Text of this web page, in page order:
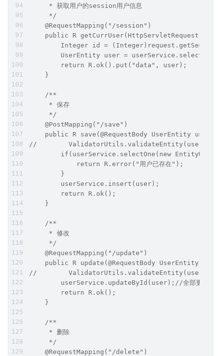
     * 获取用户的session用户信息
     */
    @RequestMapping("/session")
public R getCurrUser(HttpServletRequest
Integer id =
UserEntity user =
        return R.ok().put("data", user);
    }
    /**
     * 保存
     */
    @PostMapping("/save")
    public R save(@RequestBody UserEntity user){
//        ValidatorUtils.validateEntity(user);
if(userService.selectOne(new
            return R.error("用户已存在");
        }
        userService.insert(user);
        return R.ok();
    }
    /**
     * 修改
     */
    @RequestMapping("/update")
public R update(@RequestBody UserEntity
//        ValidatorUtils.validateEntity(user);
        userService.updateById(user);//全部更新
        return R.ok();
    }
    /**
     * 删除
     */
    @RequestMapping("/delete")